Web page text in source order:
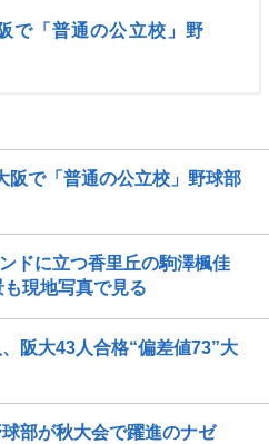
で「普通の公立校」野
阪で「普通の公立校」野球部
ドに立つ香里丘の駒澤楓佳
現地写真で見る
阪大43人合格“偏差値73”大
部が秋大会で躍進のナゼ